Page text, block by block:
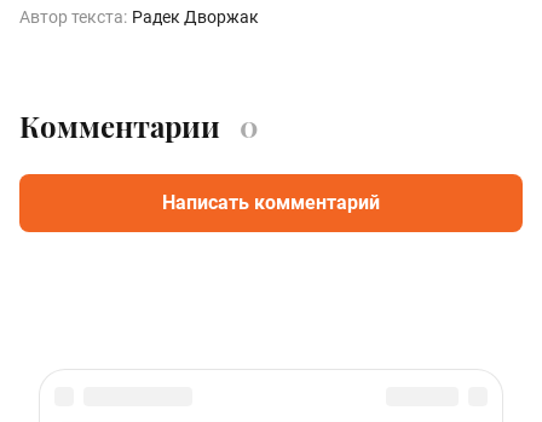
Автор текста: Радек Дворжак
Комментарии 0
Написать комментарий